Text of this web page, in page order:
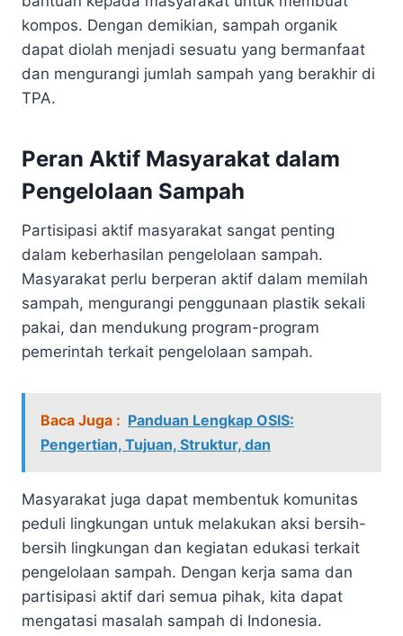
kompos. Dengan demikian, sampah organik
dapat diolah menjadi sesuatu yang bermanfaat
dan mengurangi jumlah sampah yang berakhir di
TPA.
Peran Aktif Masyarakat dalam
Pengelolaan Sampah
Partisipasi aktif masyarakat sangat penting
dalam keberhasilan pengelolaan sampah.
Masyarakat perlu berperan aktif dalam memilah
sampah, mengurangi penggunaan plastik sekali
pakai, dan mendukung program-program
pemerintah terkait pengelolaan sampah.
Baca Juga : Panduan Lengkap OSIS:
Pengertian, Tujuan, Struktur, dan
Masyarakat juga dapat membentuk komunitas
peduli lingkungan untuk melakukan aksi bersih-
bersih lingkungan dan kegiatan edukasi terkait
pengelolaan sampah. Dengan kerja sama dan
partisipasi aktif dari semua pihak, kita dapat
mengatasi masalah sampah di Indonesia.